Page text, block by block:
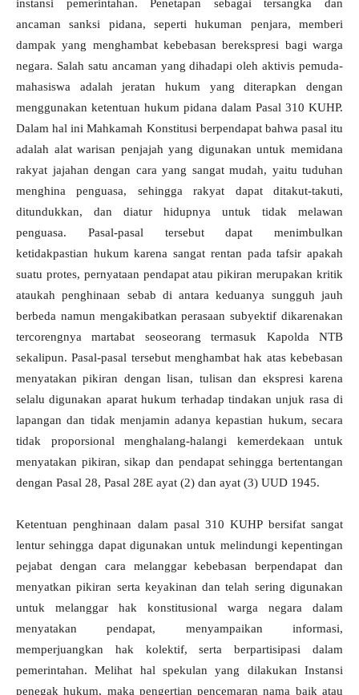
instansi pemerintahan. Penetapan sebagai tersangka dan
ancaman sanksi pidana, seperti hukuman penjara, memberi
dampak yang menghambat kebebasan berekspresi bagi warga
negara. Salah satu ancaman yang dihadapi oleh aktivis pemuda-
mahasiswa adalah jeratan hukum yang diterapkan dengan
menggunakan ketentuan hukum pidana dalam Pasal 310 KUHP.
Dalam hal ini Mahkamah Konstitusi berpendapat bahwa pasal itu
adalah alat warisan penjajah yang digunakan untuk memidana
rakyat jajahan dengan cara yang sangat mudah, yaitu tuduhan
menghina penguasa, sehingga rakyat dapat ditakut-takuti,
ditundukkan, dan diatur hidupnya untuk tidak melawan
penguasa. Pasal-pasal tersebut dapat menimbulkan
ketidakpastian hukum karena sangat rentan pada tafsir apakah
suatu protes, pernyataan pendapat atau pikiran merupakan kritik
ataukah penghinaan sebab di antara keduanya sungguh jauh
berbeda namun mengakibatkan perasaan subyektif dikarenakan
tercorengnya martabat seoseorang termasuk Kapolda NTB
sekalipun. Pasal-pasal tersebut menghambat hak atas kebebasan
menyatakan pikiran dengan lisan, tulisan dan ekspresi karena
selalu digunakan aparat hukum terhadap tindakan unjuk rasa di
lapangan dan tidak menjamin adanya kepastian hukum, secara
tidak proporsional menghalang-halangi kemerdekaan untuk
menyatakan pikiran, sikap dan pendapat sehingga bertentangan
dengan Pasal 28, Pasal 28E ayat (2) dan ayat (3) UUD 1945.
Ketentuan penghinaan dalam pasal 310 KUHP bersifat sangat
lentur sehingga dapat digunakan untuk melindungi kepentingan
pejabat dengan cara melanggar kebebasan berpendapat dan
menyatkan pikiran serta keyakinan dan telah sering digunakan
untuk melanggar hak konstitusional warga negara dalam
menyatakan pendapat, menyampaikan informasi,
memperjuangkan hak kolektif, serta berpartisipasi dalam
pemerintahan. Melihat hal spekulan yang dilakukan Instansi
penegak hukum, maka pengertian pencemaran nama baik atau